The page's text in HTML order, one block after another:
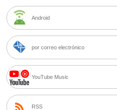
Android
por correo electrónico
YouTube Music
RSS